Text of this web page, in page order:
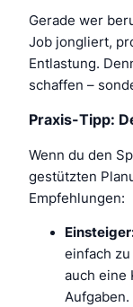
Gerade wer
Job jongliert,
Entlastung.
schaffen –
Praxis-Tipp:
Wenn du den
gestützten
Empfehlungen:
einfach
auch eine
Aufgaben.